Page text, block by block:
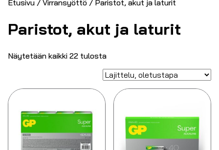
Etusivu / Virransyöttö / Paristot, akut ja laturit
Paristot, akut ja laturit
Näytetään kaikki 22 tulosta